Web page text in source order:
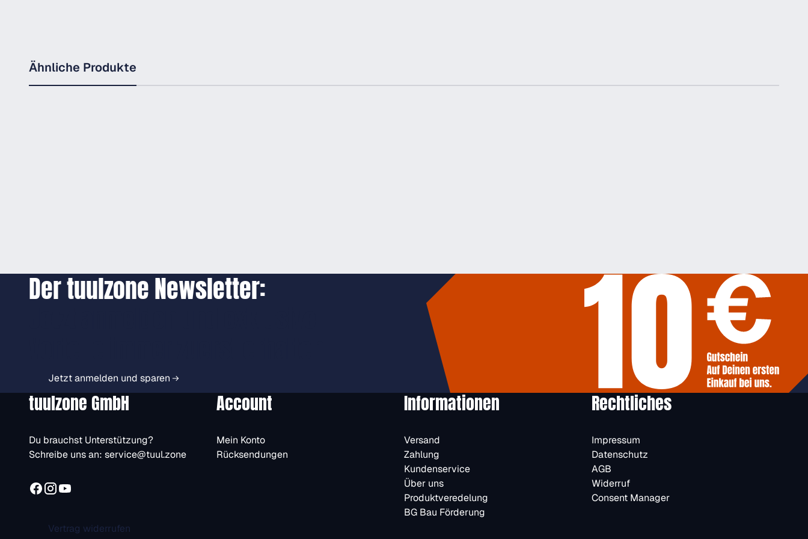
Ähnliche Produkte
Der tuulzone Newsletter:
Jetzt anmelden und sparen
tuulzone GmbH
Du brauchst Unterstützung?
Schreibe uns an: service@tuul.zone
Vertrag widerrufen
Account
Mein Konto
Rücksendungen
Informationen
Versand
Zahlung
Kundenservice
Über uns
Produktveredelung
BG Bau Förderung
Rechtliches
Impressum
Datenschutz
AGB
Widerruf
Consent Manager